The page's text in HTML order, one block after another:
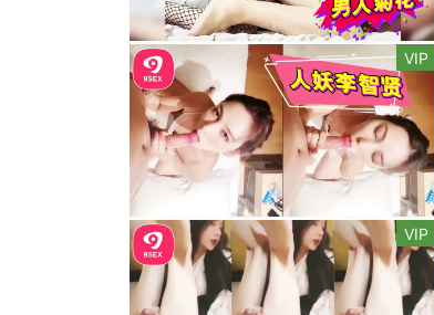
VIP
VIP